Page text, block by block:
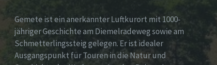
Gemete ist ein anerkannter Luftkurort mit 1000-
jähriger Geschichte am Diemelradeweg sowie am
Schmetterlingssteig gelegen. Er ist idealer
Ausgangspunkt für Touren in die Natur und